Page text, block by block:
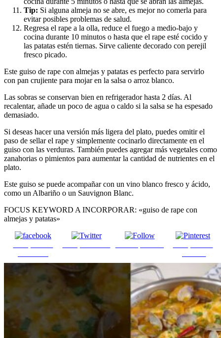
Tip: Si alguna almeja no se abre, es mejor no comerla para
evitar posibles problemas de salud.
Regresa el rape a la olla, reduce el fuego a medio-bajo y
cocina durante 10 minutos o hasta que el rape esté cocido y
las patatas estén tiernas. Sirve caliente decorado con perejil
fresco picado.
Este guiso de rape con almejas y patatas es perfecto para servirlo
con pan crujiente para mojar en la salsa o arroz blanco.
Las sobras se conservan bien en refrigerador hasta 2 días. Al
recalentar, añade un poco de agua o caldo si la salsa se ha espesado
demasiado.
Si deseas hacer una versión más ligera del plato, puedes omitir el
paso de sellar el rape y simplemente cocinarlo directamente en el
guiso con las verduras. También puedes agregar más vegetales como
zanahorias o pimientos para aumentar la cantidad de nutrientes en el
plato.
Este guiso se puede acompañar con un vino blanco fresco y ácido,
como un Albariño o un Sauvignon Blanc.
FOCUS KEYWORD A INCORPORAR: «guiso de rape con
almejas y patatas»